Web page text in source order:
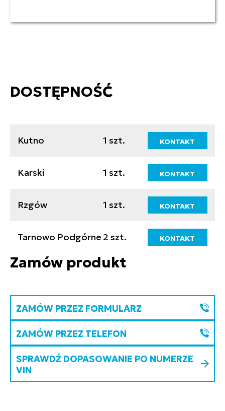
DOSTĘPNOŚĆ
Kutno 1 szt. KONTAKT
Karski 1 szt. KONTAKT
Rzgów 1 szt. KONTAKT
Tarnowo Podgórne 2 szt. KONTAKT
Zamów produkt
ZAMÓW PRZEZ FORMULARZ
ZAMÓW PRZEZ TELEFON
SPRAWDŹ DOPASOWANIE PO NUMERZE
VIN